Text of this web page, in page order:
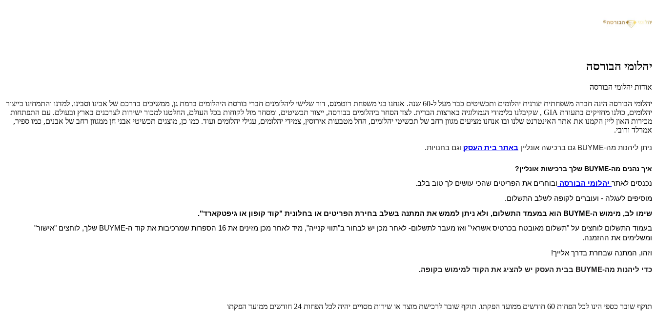
יהלומי הבורסה
אודות יהלומי הבורסה
יהלומי הבורסה הינה חברה משפחתית יצרנית יהלומים ותכשיטים כבר מעל ל-60 שנה. אנחנו בני משפחת רוטמנס, דור שלישי ליהלומנים חברי בורסת היהלומים ברמת גן, ממשיכים בדרכם של אבינו וסבינו, למדנו והתמחינו בייצור
יהלומים, כולנו מחזיקים בתעודת GIA , שקיבלנו בלימודי הגמולוגיה בארצות הברית. לצד הסחר ביהלומים בבורסה, ייצור תכשיטים, ומסחר מול לקוחות בכל העולם, החלטנו למכור ישירות לצרכנים בארץ ובעולם. עם התפתחות
מכירות האון ליין הקמנו את אתר האינטרנט שלנו ובו אנחנו מציעים מגוון רחב של תכשיטי יהלומים, החל מטבעות אירוסין, צמידי יהלומים, עגילי יהלומים ועוד. כמו כן, מוצגים תכשיטי אבני חן ממגוון רחב של אבנים, כמו ספיר,
אמרלד ורובי.
ניתן ליהנות מה-BUYME גם ברכישה אונליין באתר בית העסק וגם בחנויות.
איך נהנים מה-BUYME שלך ברכישות אונליין?
נכנסים לאתר יהלומי הבורסה ובוחרים את הפריטים שהכי עושים לך טוב בלב.
מוסיפים לעגלה - ועוברים לקופה לשלב התשלום.
שימו לב, מימוש ה-BUYME הוא במעמד התשלום, ולא ניתן לממש את המתנה בשלב בחירת הפריטים או בחלונית "קוד קופון או גיפטקארד".
בעמוד התשלום לוחצים על "תשלום מאובטח בכרטיס אשראי" ואז מעבר לתשלום- לאחר מכן יש לבחור ב"תווי קנייה", מיד לאחר מכן מזינים את 16 הספרות שמרכיבות את קוד ה-BUYME שלך, לוחצים "אישור"
ומשלימים את ההזמנה.
וזהו, המתנה שבחרת בדרך אלייך!
כדי ליהנות מה-BUYME בבית העסק יש להציג את הקוד למימוש בקופה.
תוקף שובר כספי הינו לכל הפחות 60 חודשים ממועד הפקתו. תוקף שובר לרכישת מוצר או שירות מסויים יהיה לכל הפחות 24 חודשים ממועד הפקתו